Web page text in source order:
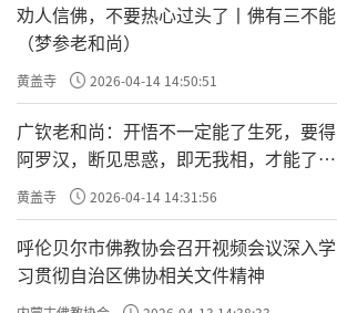
劝人信佛，不要热心过头了丨佛有三不能
（梦参老和尚）
黄盖寺 2026-04-14 14:50:51
广钦老和尚：开悟不一定能了生死，要得
阿罗汉，断见思惑，即无我相，才能了生
死
黄盖寺 2026-04-14 14:31:56
呼伦贝尔市佛教协会召开视频会议深入学
习贯彻自治区佛协相关文件精神